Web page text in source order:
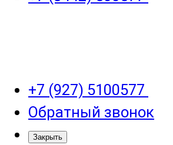
+7 (927) 5100577
Обратный звонок
Закрыть